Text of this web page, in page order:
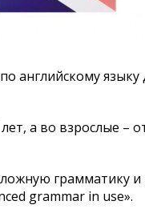
английскому
а во взрослые –
грамматику
grammar in use».